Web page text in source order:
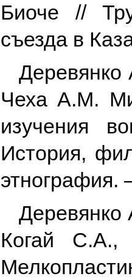
Биоче //
съезда в
Чеха А.М.
изучения
История,
этнография.
Когай